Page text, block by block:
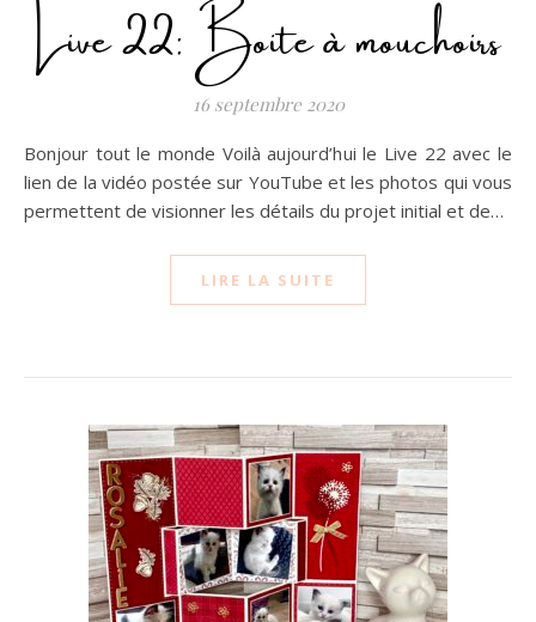
Live 22: Boite à mouchoirs
16 septembre 2020
Bonjour tout le monde Voilà aujourd’hui le Live 22 avec le
lien de la vidéo postée sur YouTube et les photos qui vous
permettent de visionner les détails du projet initial et de…
LIRE LA SUITE